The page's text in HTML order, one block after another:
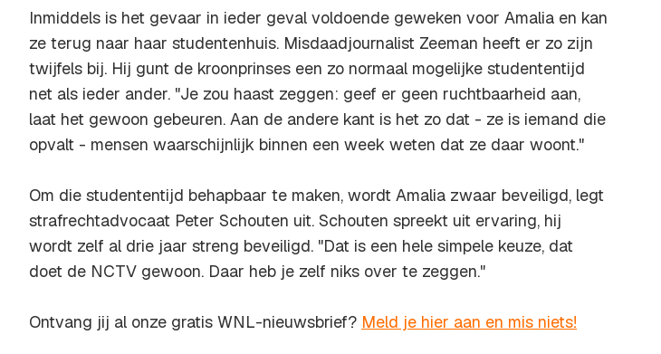
Inmiddels is het gevaar in ieder geval voldoende geweken voor Amalia en kan
ze terug naar haar studentenhuis. Misdaadjournalist Zeeman heeft er zo zijn
twijfels bij. Hij gunt de kroonprinses een zo normaal mogelijke studententijd
net als ieder ander. "Je zou haast zeggen: geef er geen ruchtbaarheid aan,
laat het gewoon gebeuren. Aan de andere kant is het zo dat - ze is iemand die
opvalt - mensen waarschijnlijk binnen een week weten dat ze daar woont."
Om die studententijd behapbaar te maken, wordt Amalia zwaar beveiligd, legt
strafrechtadvocaat Peter Schouten uit. Schouten spreekt uit ervaring, hij
wordt zelf al drie jaar streng beveiligd. "Dat is een hele simpele keuze, dat
doet de NCTV gewoon. Daar heb je zelf niks over te zeggen."
Ontvang jij al onze gratis WNL-nieuwsbrief? Meld je hier aan en mis niets!